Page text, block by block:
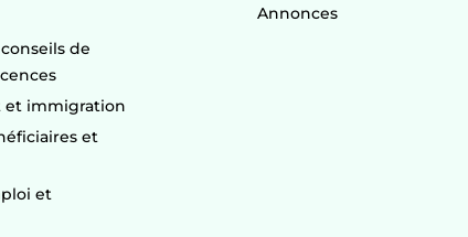
de
et immigration
et
et
Annonces